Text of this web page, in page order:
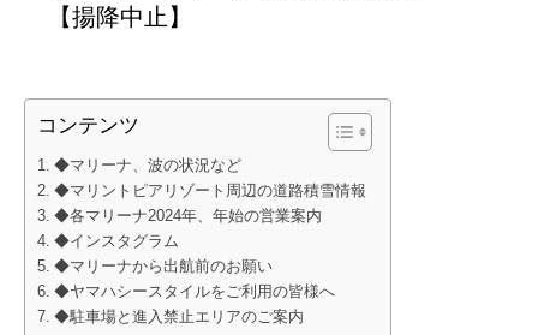
【揚降中止】
コンテンツ
◆マリーナ、波の状況など
◆マリントピアリゾート周辺の道路積雪情報
◆各マリーナ2024年、年始の営業案内
◆インスタグラム
◆マリーナから出航前のお願い
◆ヤマハシースタイルをご利用の皆様へ
◆駐車場と進入禁止エリアのご案内